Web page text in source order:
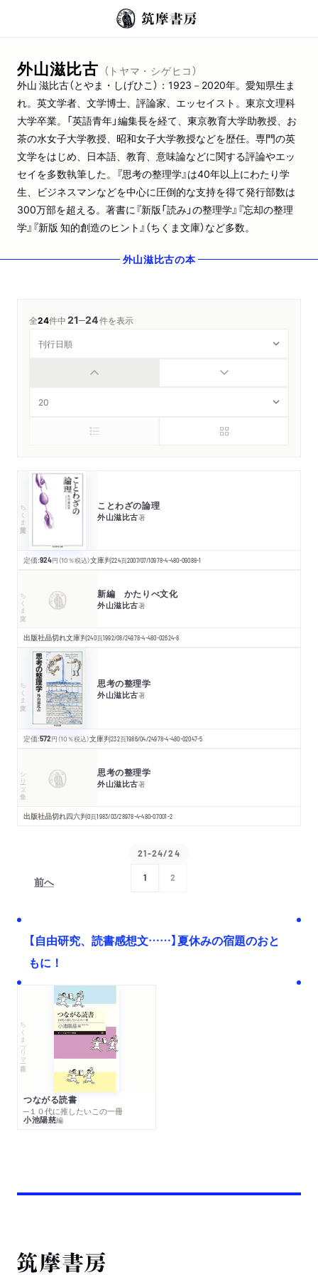
外山滋比古 （トヤマ・シゲヒコ）
外山 滋比古（とやま・しげひこ）：1923－2020年。愛知県生ま
れ。英文学者、文学博士、評論家、エッセイスト。東京文理科
大学卒業。「英語青年」編集長を経て、東京教育大学助教授、お
茶の水女子大学教授、昭和女子大学教授などを歴任。専門の英
文学をはじめ、日本語、教育、意味論などに関する評論やエッ
セイを多数執筆した。『思考の整理学』は40年以上にわたり学
生、ビジネスマンなどを中心に圧倒的な支持を得て発行部数は
300万部を超える。著書に『新版「読み」の整理学』『忘却の整理
学』『新版 知的創造のヒント』（ちくま文庫）など多数。
外山滋比古の本
全24件中21─24件を表示
ちくま学芸文庫 ことわざの論理
外山滋比古著
定価:924円 （10％税込）文庫判224頁2007/07/10978-4-480-09088-1
ちくま文庫 新編 かたりべ文化
外山滋比古著
出版社品切れ文庫判240頁1992/08/24978-4-480-02624-8
ちくま文庫 思考の整理学
外山滋比古著
定価:572円 （10％税込）文庫判232頁1986/04/24978-4-480-02047-5
シリーズ・全集 思考の整理学
外山滋比古著
出版社品切れ四六判0頁1983/03/28978-4-480-07001-2
前へ
21-24/24
1 2
【自由研究、読書感想文……】夏休みの宿題のおと
もに！
ちくまプリマー新書
つながる読書
─１０代に推したいこの一冊
小池陽慈編